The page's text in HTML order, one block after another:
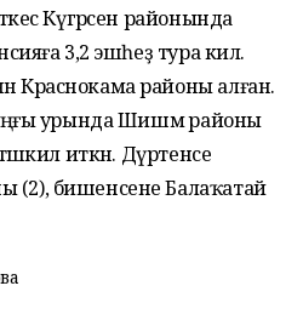
Күгәрсен районында
3,2 эшһеҙ тура килә.
Краснокама районы алған.
урында Шишмә районы
иткән. Дүртенсе
(2), бишенсене Балаҡатай